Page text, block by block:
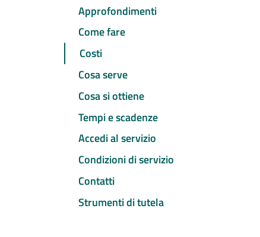
Approfondimenti
Come fare
Costi
Cosa serve
Cosa si ottiene
Tempi e scadenze
Accedi al servizio
Condizioni di servizio
Contatti
Strumenti di tutela